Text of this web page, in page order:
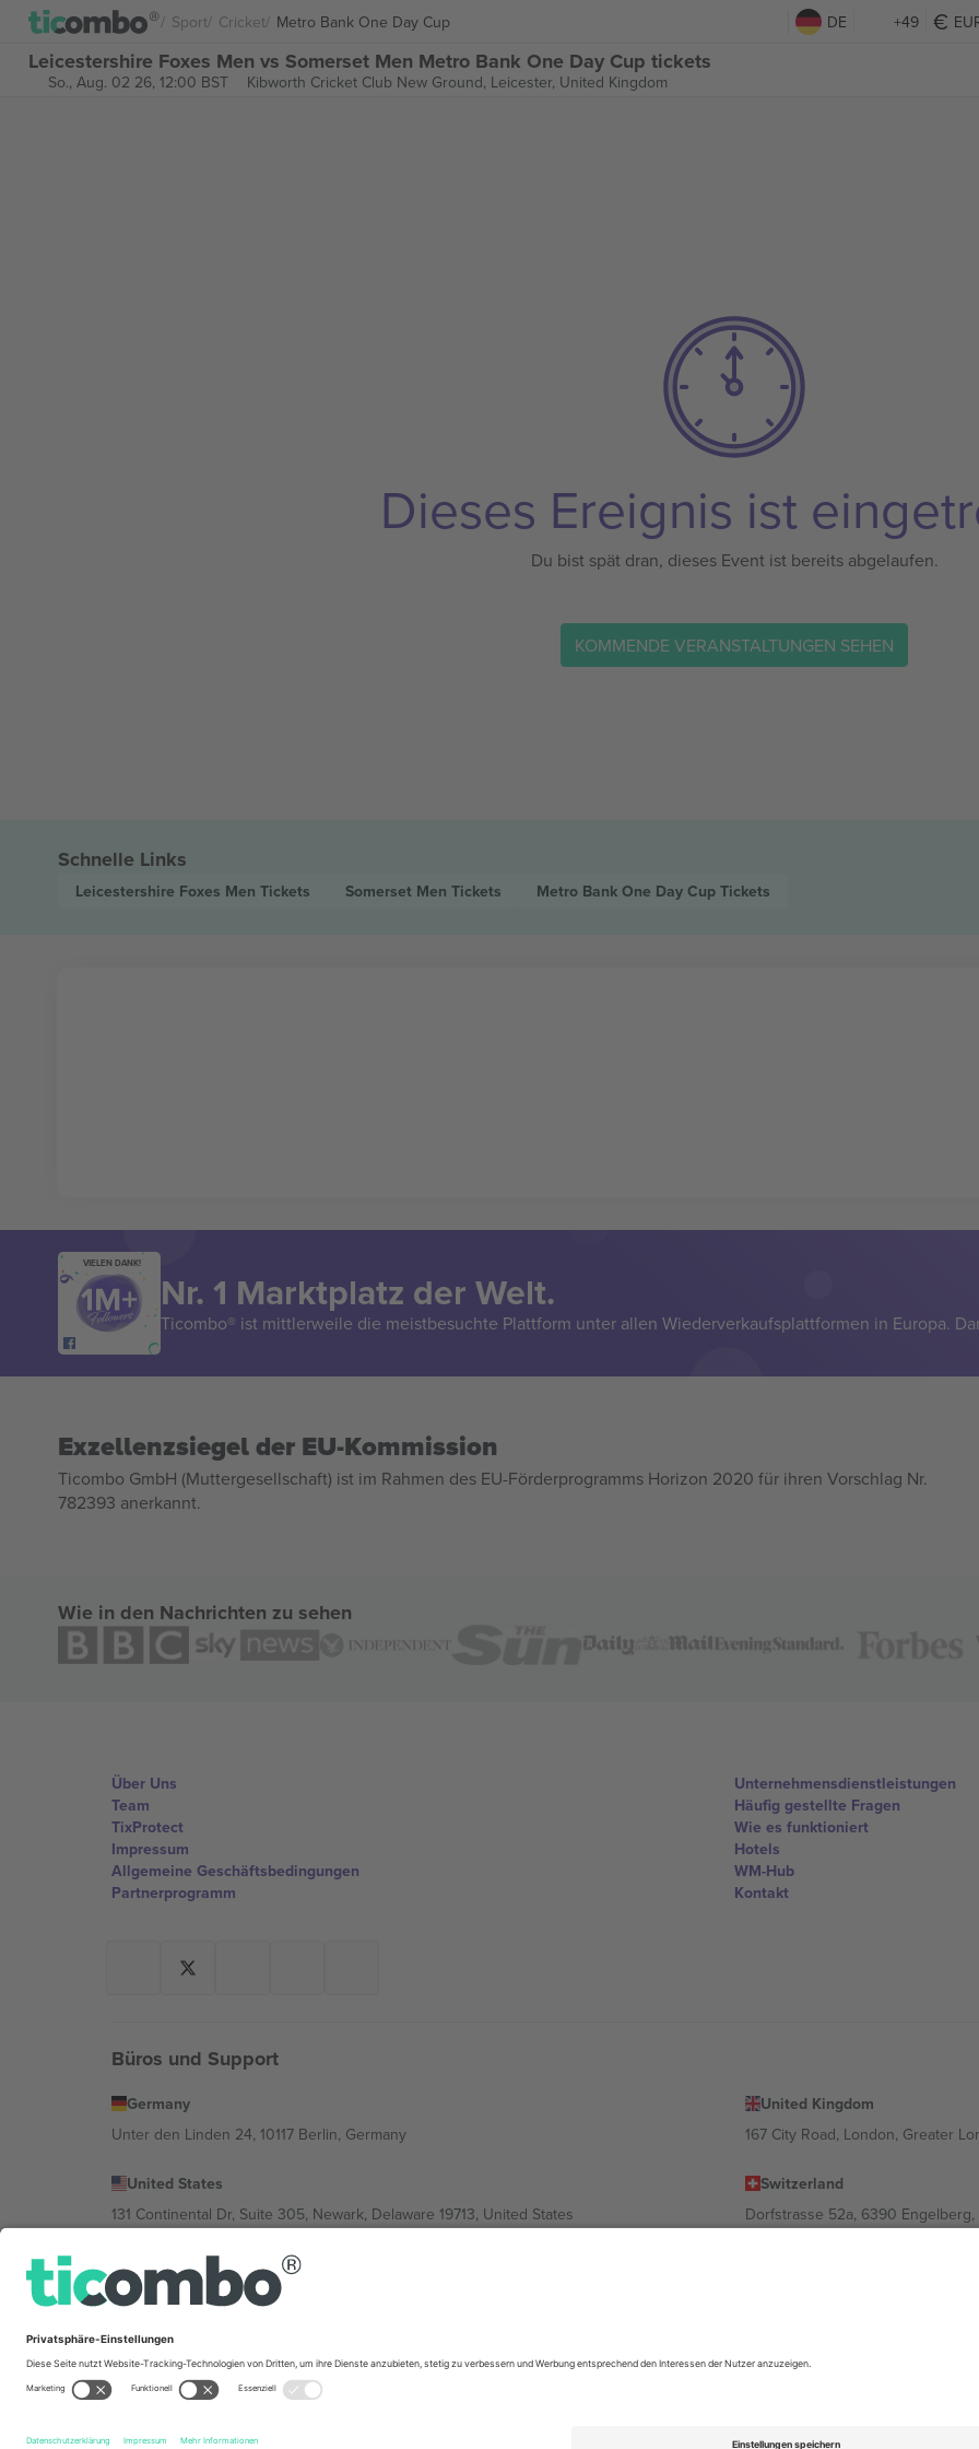
Sport Cricket Metro Bank One Day Cup DE +49
Leicestershire Foxes Men vs Somerset Men Metro Bank One Day Cup tickets
So., Aug. 02 26, 12:00 BST Kibworth Cricket Club New Ground, Leicester, United Kingdom
Dieses Ereignis ist
Du bist spät dran, dieses Event ist bereits abgelaufen.
KOMMENDE VERANSTALTUNGEN SEHEN
Schnelle Links
Leicestershire Foxes Men Tickets Somerset Men Tickets Metro Bank One Day Cup Tickets
VIELEN DANK!
Nr. 1 Marktplatz der Welt.
Ticombo® ist mittlerweile die meistbesuchte Plattform unter allen Wiederverkaufsplattformen in Europa.
Exzellenzsiegel der EU-Kommission
Ticombo GmbH (Muttergesellschaft) ist im Rahmen des EU-Förderprogramms Horizon 2020 für ihren Vorschlag Nr.
782393 anerkannt.
Wie in den Nachrichten zu sehen
Über Uns
Team
TixProtect
Impressum
Allgemeine Geschäftsbedingungen
Partnerprogramm
Unternehmensdienstleistungen
Häufig gestellte Fragen
Wie es funktioniert
Hotels
WM-Hub
Kontakt
Büros und Support
Germany
Unter den Linden 24, 10117 Berlin, Germany
United Kingdom
167 City Road, London, Greater
United States
131 Continental Dr, Suite 305, Newark, Delaware 19713, United States
Switzerland
Dorfstrasse 52a, 6390 Engelberg,
Bulgaria
Regus Sofia City West, bul Totleben 53-55, 1606 Sofia, Bulgaria
Mexico
Av Chapultepec 360, Roma Norte, Cuauhtémoc, 06700 Ciudad de México, CDMX, Mexico
im Impressum und in den Allgemeinen Geschäftsbedingungen.,
© 2026 Ticombo. Alle Rechte vorbehalten.